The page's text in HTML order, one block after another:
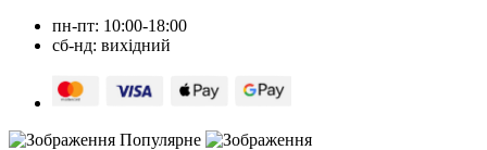
пн-пт: 10:00-18:00
сб-нд: вихідний
Популярне